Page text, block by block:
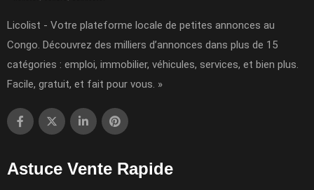
Licolist - Votre plateforme locale de petites annonces au
Congo. Découvrez des milliers d’annonces dans plus de 15
catégories : emploi, immobilier, véhicules, services, et bien plus.
Facile, gratuit, et fait pour vous. »
Astuce Vente Rapide